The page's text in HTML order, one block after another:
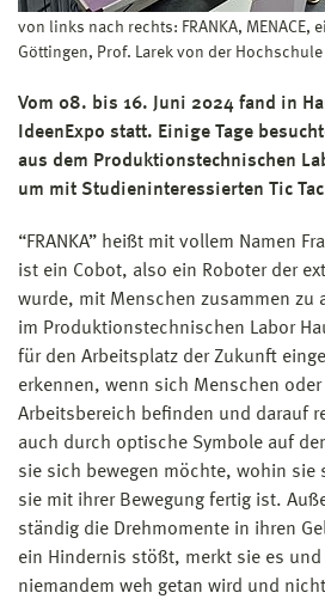
von links nach rechts: FRANKA, MENACE,
Göttingen, Prof. Larek von der
Vom 08. bis 16. Juni 2024 fand in
IdeenExpo statt. Einige Tage
aus dem Produktionstechnischen
um mit Studieninteressierten Tic
“FRANKA” heißt mit vollem Namen
ist ein Cobot, also ein Roboter der
wurde, mit Menschen zusammen zu
im Produktionstechnischen Labor
für den Arbeitsplatz der Zukunft
erkennen, wenn sich Menschen
Arbeitsbereich befinden und darauf
auch durch optische Symbole auf
sie sich bewegen möchte, wohin sie
sie mit ihrer Bewegung fertig ist.
ständig die Drehmomente in ihren
ein Hindernis stößt, merkt sie es
niemandem weh getan wird und